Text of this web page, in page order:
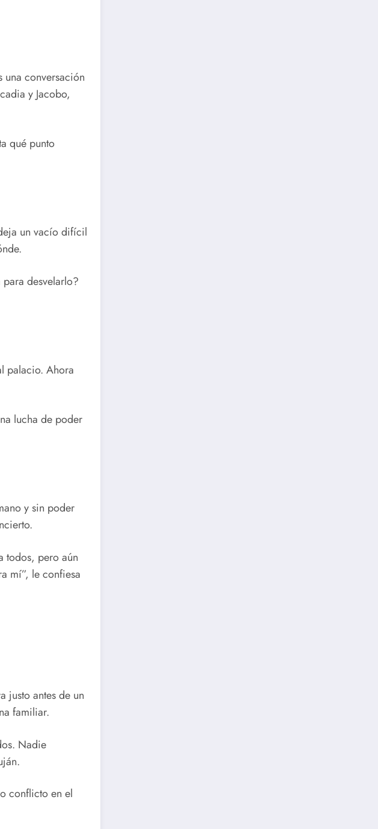
conversación
y Jacobo,
qué punto
un vacío difícil
desvelarlo?
palacio. Ahora
lucha de poder
y sin poder
todos, pero aún
mí”, le confiesa
justo antes de un
familiar.
Nadie
conflicto en el